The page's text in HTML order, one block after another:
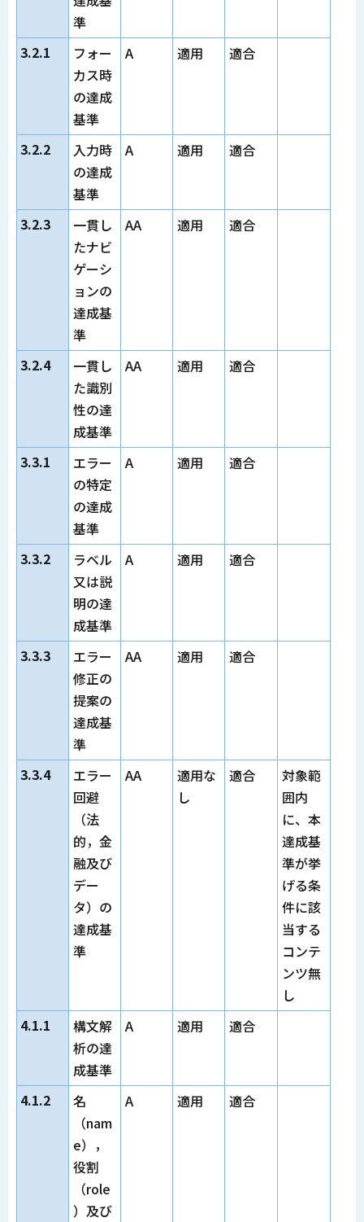
準
3.2.1
フォー
カス時
の達成
基準
A 適用 適合
3.2.2
入力時
の達成
基準
A 適用 適合
3.2.3
一貫し
たナビ
ゲーシ
ョンの
達成基
準
AA 適用 適合
3.2.4
一貫し
た識別
性の達
成基準
AA 適用 適合
3.3.1
エラー
の特定
の達成
基準
A 適用 適合
3.3.2
ラベル
又は説
明の達
成基準
A 適用 適合
3.3.3
エラー
修正の
提案の
達成基
準
AA 適用 適合
3.3.4
エラー
回避
（法
的，金
融及び
デー
タ）の
達成基
準
AA
適用な
し
適合
対象範
囲内
に、本
達成基
準が挙
げる条
件に該
当する
コンテ
ンツ無
し
4.1.1
構文解
析の達
成基準
A 適用 適合
4.1.2
名
（nam
e），
役割
（role
）及び
A 適用 適合